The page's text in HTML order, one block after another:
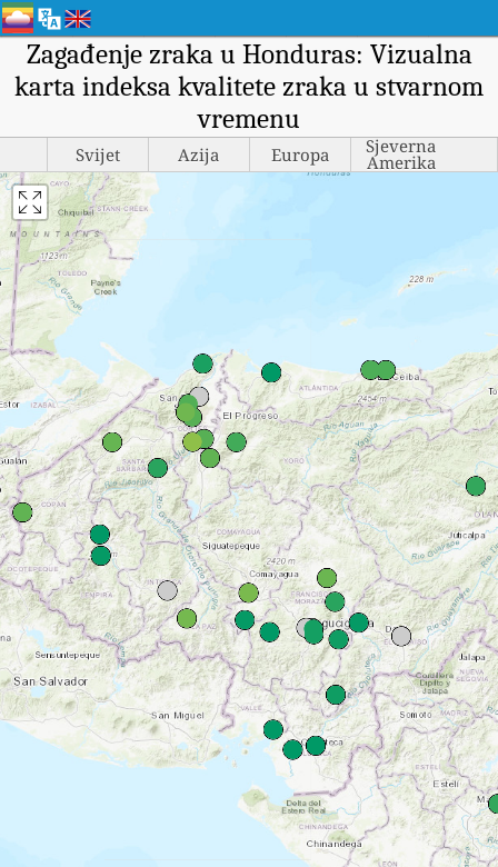
Zagađenje zraka u Honduras: Vizualna
karta indeksa kvalitete zraka u stvarnom
vremenu
Svijet Azija Europa Sjeverna
Amerika